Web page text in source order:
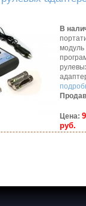
В
модуль
Цена:
руб.